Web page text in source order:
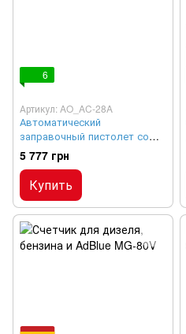
6
Артикул: AO_AC-28A
Автоматический
заправочный пистолет со
счетчиком AC-120A
5 777 грн
Купить